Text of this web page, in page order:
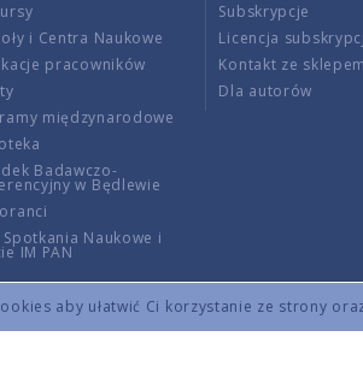
aby ułatwić Ci korzystanie ze strony
i Centra Naukowe
pracowników
międzynarodowe
Badawczo-
w Będlewie
Spotkania Naukowe i
IM PAN
Subskrypcje
Licencja
Kontakt ze sklepem
Dla autorów